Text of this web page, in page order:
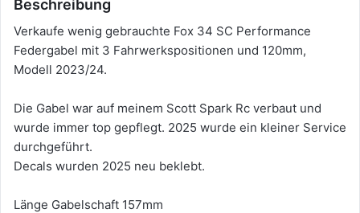
Beschreibung
Verkaufe wenig gebrauchte Fox 34 SC Performance
Federgabel mit 3 Fahrwerkspositionen und 120mm,
Modell 2023/24.
Die Gabel war auf meinem Scott Spark Rc verbaut und
wurde immer top gepflegt. 2025 wurde ein kleiner Service
durchgeführt.
Decals wurden 2025 neu beklebt.
Länge Gabelschaft 157mm